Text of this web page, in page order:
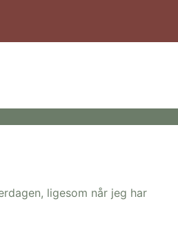
ligesom når jeg har